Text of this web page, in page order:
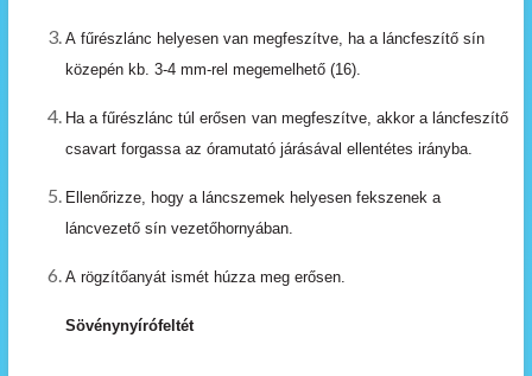
A fűrészlánc helyesen van megfeszítve, ha a láncfeszítő sín
közepén kb. 3-4 mm-rel megemelhető (16).
Ha a fűrészlánc túl erősen van megfeszítve, akkor a láncfeszítő
csavart forgassa az óramutató járásával ellentétes irányba.
Ellenőrizze, hogy a láncszemek helyesen fekszenek a
láncvezető sín vezetőhornyában.
A rögzítőanyát ismét húzza meg erősen.
Sövénynyírófeltét